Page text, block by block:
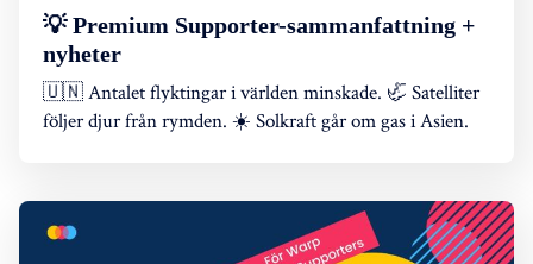
💡 Premium Supporter-sammanfattning +
nyheter
🇺🇳 Antalet flyktingar i världen minskade. 🦏 Satelliter
följer djur från rymden. ☀️ Solkraft går om gas i Asien.